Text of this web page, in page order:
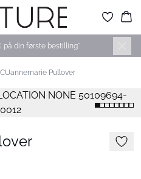
på din første bestilling*
CUannemarie Pullover